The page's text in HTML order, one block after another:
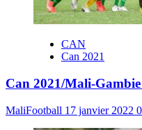
CAN
Can 2021
Can 2021/Mali-Gambie
MaliFootball 17 janvier 2022 0